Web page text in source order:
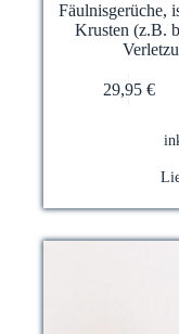
Fäulnisgerüche,
Krusten (z.B.
29,95 €